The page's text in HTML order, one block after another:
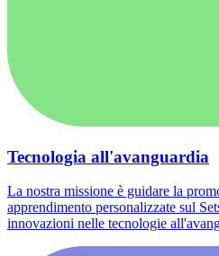
Tecnologia all'avanguardia
La nostra missione è guidare la
apprendimento personalizzate sul
innovazioni nelle tecnologie